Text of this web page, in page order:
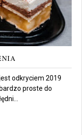
odkryciem 2019
proste do